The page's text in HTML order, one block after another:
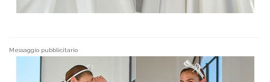
Messaggio pubblicitario